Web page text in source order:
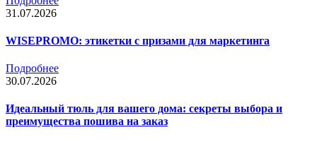
31.07.2026
WISEPROMO: этикетки с призами для маркетинга
Подробнее
30.07.2026
Идеальный тюль для вашего дома: секреты выбора и
преимущества пошива на заказ